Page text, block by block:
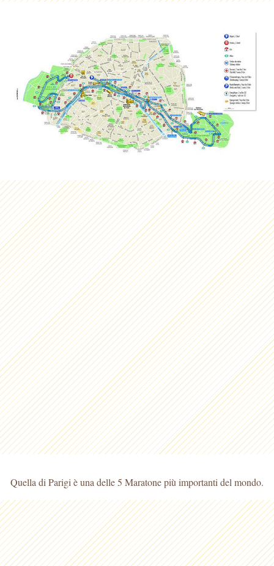
Quella di Parigi è una delle 5 Maratone più importanti del mondo.